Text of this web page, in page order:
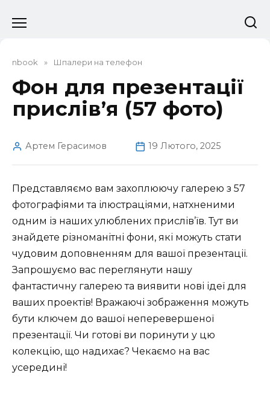
до
nbook » Шпалери на телефон
Фон для презентації
прислів’я (57 фото)
Артем Герасимов 19 Лютого, 2025
Представляємо вам захоплюючу галерею з 57
фотографіями та ілюстраціями, натхненими
одним із наших улюблених прислів’їв. Тут ви
знайдете різноманітні фони, які можуть стати
чудовим доповненням для вашої презентації.
Запрошуємо вас переглянути нашу
фантастичну галерею та виявити нові ідеї для
ваших проектів! Вражаючі зображення можуть
бути ключем до вашої неперевершеної
презентації. Чи готові ви поринути у цю
колекцію, що надихає? Чекаємо на вас
усередині!